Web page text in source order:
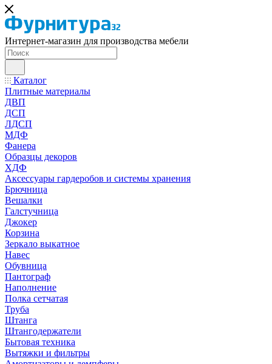
Интернет-магазин для производства мебели
Каталог
Плитные материалы
ДВП
ДСП
ЛДСП
МДФ
Фанера
Образцы декоров
ХДФ
Аксессуары гардеробов и системы хранения
Брючница
Вешалки
Галстучница
Джокер
Корзина
Зеркало выкатное
Навес
Обувница
Пантограф
Наполнение
Полка сетчатая
Труба
Штанга
Штангодержатели
Бытовая техника
Вытяжки и фильтры